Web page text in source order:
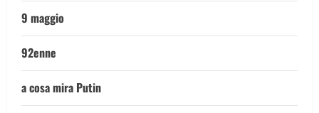
9 maggio
92enne
a cosa mira Putin